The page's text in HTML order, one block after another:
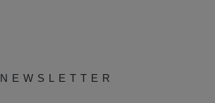
NEWSLETTER